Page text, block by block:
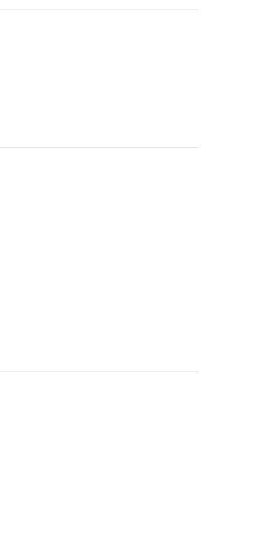
és az alározsdásodott, rosszul
bevonatot célszerű eltávolítani, majd a
távolítsa el a nem tapadó bevonatot,
rétegként hordja fel a Trinát
festés közben is. A Trinát magasfényű
tisztítása és az elcseppenések eltávolítása
kell beállítani. Irányadó
a Zománcfesték kategória Egyedi
a felhasználót az adott festendő
során nem fed megfelelően.